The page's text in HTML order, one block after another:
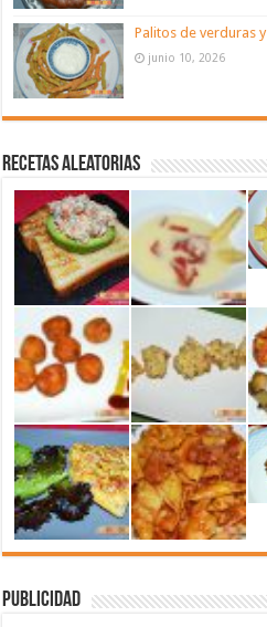
Palitos de verduras
junio 10, 2026
Recetas aleatorias
Publicidad